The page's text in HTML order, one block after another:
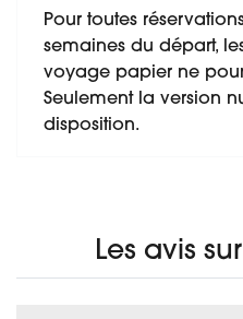
Pour toutes
semaines du départ,
voyage papier ne
Seulement la version
disposition.
Les avis